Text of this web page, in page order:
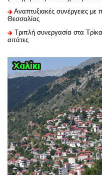
Αναπτυξιακές συνέργειες με
Θεσσαλίας
Τριπλή συνεργασία στα
απάτες